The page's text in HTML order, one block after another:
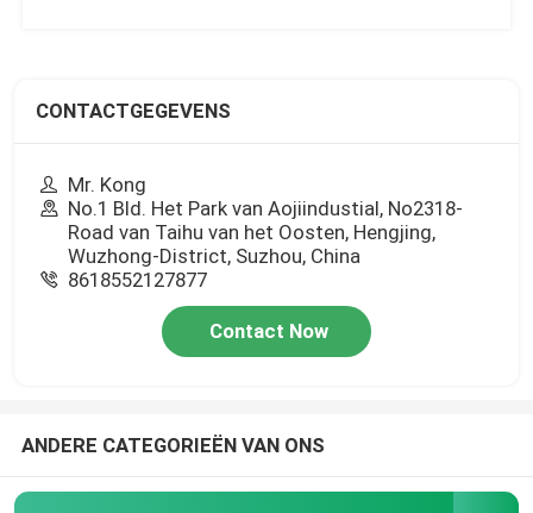
CONTACTGEGEVENS
Mr. Kong
No.1 Bld. Het Park van Aojiindustial, No2318-
Road van Taihu van het Oosten, Hengjing,
Wuzhong-District, Suzhou, China
8618552127877
Contact Now
ANDERE CATEGORIEËN VAN ONS